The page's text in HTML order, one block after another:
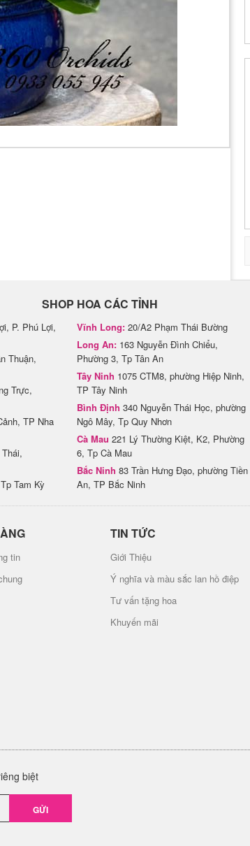
SHOP HOA CÁC TỈNH
P. Phú Lợi,
Thuận,
Trực,
TP Nha
Tam Kỳ
Vĩnh Long: 20/A2 Phạm Thái Bường
Long An: 163 Nguyễn Đình Chiểu,
Phường 3, Tp Tân An
Tây Ninh 1075 CTM8, phường Hiệp Ninh,
TP Tây Ninh
Bình Định 340 Nguyễn Thái Học, phường
Ngô Mây, Tp Quy Nhơn
Cà Mau 221 Lý Thường Kiệt, K2, Phường
6, Tp Cà Mau
Bắc Ninh 83 Trần Hưng Đạo, phường Tiền
An, TP Bắc Ninh
tin
TIN TỨC
Giới Thiệu
Ý nghĩa và màu sắc lan hồ điệp
Tư vấn tặng hoa
Khuyến mãi
biệt
GỬI